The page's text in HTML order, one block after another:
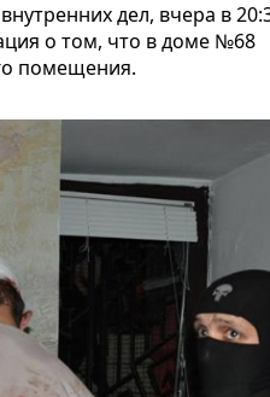
дел, вчера в
о том, что в доме №68
помещения.